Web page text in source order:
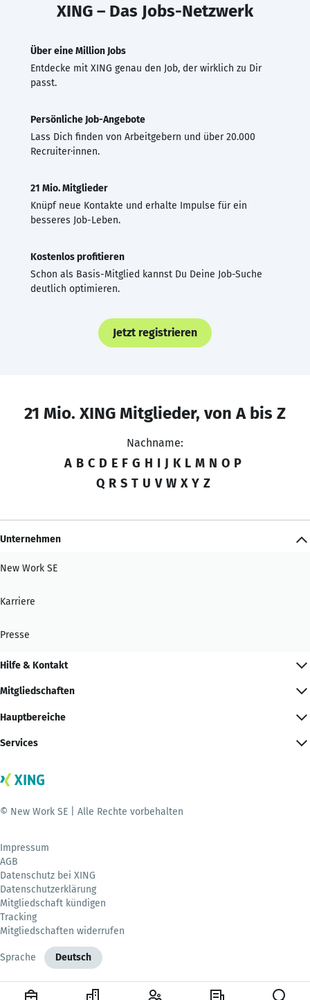
XING – Das Jobs-Netzwerk
Über eine Million Jobs
Entdecke mit XING genau den Job, der wirklich zu Dir
passt.
Persönliche Job-Angebote
Lass Dich finden von Arbeitgebern und über 20.000
Recruiter·innen.
21 Mio. Mitglieder
Knüpf neue Kontakte und erhalte Impulse für ein
besseres Job-Leben.
Kostenlos profitieren
Schon als Basis-Mitglied kannst Du Deine Job-Suche
deutlich optimieren.
Jetzt registrieren
21 Mio. XING Mitglieder, von A bis Z
Nachname:
A B C D E F G H I J K L M N O P
Q R S T U V W X Y Z
Unternehmen
New Work SE
Karriere
Presse
Hilfe & Kontakt
Mitgliedschaften
Hauptbereiche
Services
© New Work SE | Alle Rechte vorbehalten
Impressum
AGB
Datenschutz bei XING
Datenschutzerklärung
Mitgliedschaft kündigen
Tracking
Mitgliedschaften widerrufen
Sprache Deutsch